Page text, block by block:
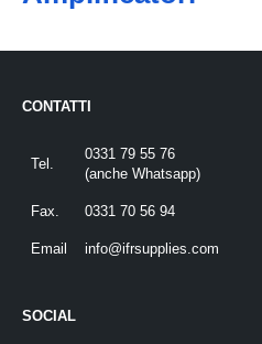
CONTATTI
Tel.
0331 79 55 76
(anche Whatsapp)
Fax. 0331 70 56 94
Email info@ifrsupplies.com
SOCIAL